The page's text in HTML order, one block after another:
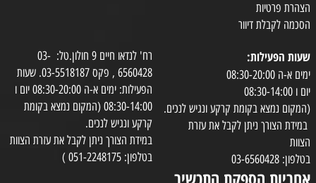
הצהרת פרטיות
הסכמה לקבלת דיוור
שעות הפעילות:
ימים א-ה 08:30-20:00
יום ו 08:30-14:00
(המקום נמצא בקומת קרקע ונגיש לנכים.
במידת הצורך ניתן לקבל את עזרת
הצוות
בטלפון: 03-6560428
רח' לנדאו חיים 9 חולון.טל: 03-
6560428 , פקס 03-5518187. שעות
הפעילות: ימים א-ה 08:30-20:00 יום ו
08:30-14:00 (המקום נמצא בקומת
קרקע ונגיש לנכים.
במידת הצורך ניתן לקבל את עזרת הצוות
בטלפון: 051-2248175 )